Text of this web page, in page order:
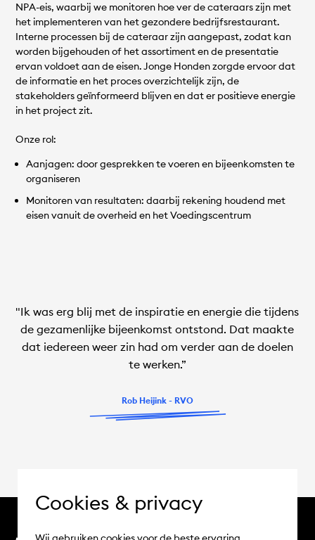
Cookies & privacy
NPA-eis, waarbij we monitoren hoe ver de cateraars zijn met
het implementeren van het gezondere bedrijfsrestaurant.
Interne processen bij de cateraar zijn aangepast, zodat kan
worden bijgehouden of het assortiment en de presentatie
ervan voldoet aan de eisen. Jonge Honden zorgde ervoor dat
de informatie en het proces overzichtelijk zijn, de
stakeholders geïnformeerd blijven en dat er positieve energie
in het project zit.
Onze rol:
Aanjagen: door gesprekken te voeren en bijeenkomsten te
organiseren
Monitoren van resultaten: daarbij rekening houdend met
eisen vanuit de overheid en het Voedingscentrum
"Ik was erg blij met de inspiratie en energie die tijdens
de gezamenlijke bijeenkomst ontstond. Dat maakte
dat iedereen weer zin had om verder aan de doelen
te werken.”
Rob Heijink - RVO